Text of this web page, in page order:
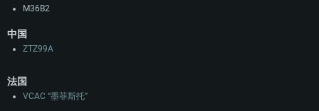
M36B2
中国
ZTZ99A
法国
VCAC “墨菲斯托”